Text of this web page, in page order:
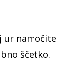
ur namočite
ščetko.